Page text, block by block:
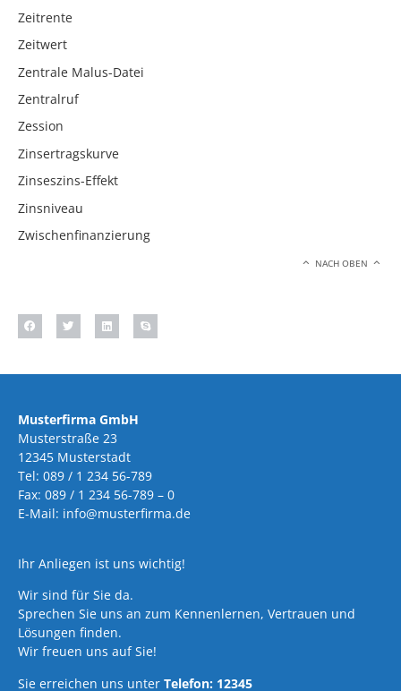
Zeitrente
Zeitwert
Zentrale Malus-Datei
Zentralruf
Zession
Zinsertragskurve
Zinseszins-Effekt
Zinsniveau
Zwischenfinanzierung
NACH OBEN
Musterfirma GmbH
Musterstraße 23
12345 Musterstadt
Tel: 089 / 1 234 56-789
Fax: 089 / 1 234 56-789 – 0
E-Mail: info@musterfirma.de
Ihr Anliegen ist uns wichtig!
Wir sind für Sie da.
Sprechen Sie uns an zum Kennenlernen, Vertrauen und
Lösungen finden.
Wir freuen uns auf Sie!
Sie erreichen uns unter Telefon: 12345